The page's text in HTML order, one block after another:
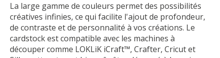
La large gamme de couleurs permet des possibilités
créatives infinies, ce qui facilite l'ajout de profondeur,
de contraste et de personnalité à vos créations. Le
cardstock est compatible avec les machines à
découper comme LOKLiK iCraft™, Crafter, Cricut et